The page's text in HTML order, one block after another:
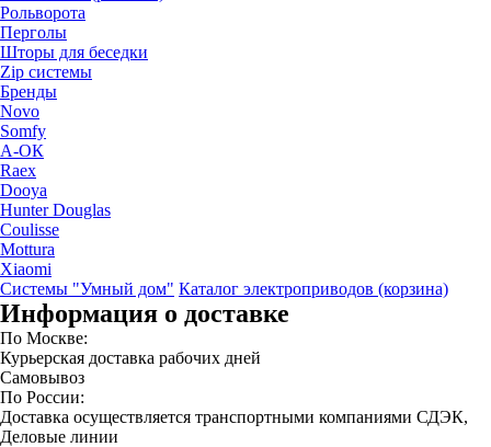
Рольворота
Перголы
Шторы для беседки
Zip системы
Бренды
Novo
Somfy
А-ОК
Raex
Dooya
Hunter Douglas
Coulisse
Mottura
Xiaomi
Системы "Умный дом" Каталог электроприводов (корзина)
Информация о доставке
По Москве:
Курьерская доставка рабочих дней
Самовывоз
По России:
Доставка осуществляется транспортными компаниями СДЭК,
Деловые линии